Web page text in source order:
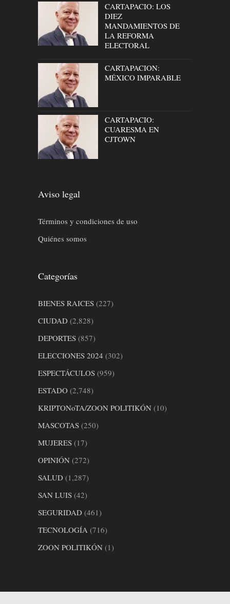
CARTAPACIO: LOS
DIEZ
MANDAMIENTOS DE
LA REFORMA
ELECTORAL
CARTAPACION:
MÉXICO IMPARABLE
CARTAPACIO:
CUARESMA EN
CJTOWN
Aviso legal
Términos y condiciones de uso
Quiénes somos
Categorías
BIENES RAICES (227)
CIUDAD (2,828)
DEPORTES (857)
ELECCIONES 2024 (302)
ESPECTÁCULOS (959)
ESTADO (2,748)
KRIPTONoTA/ZOON POLITIKÓN (10)
MASCOTAS (250)
MUJERES (17)
OPINIÓN (272)
SALUD (1,287)
SAN LUIS (42)
SEGURIDAD (461)
TECNOLOGÍA (716)
ZOON POLITIKÓN (1)